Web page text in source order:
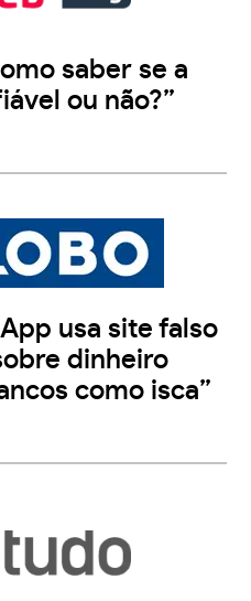
saber se a
ou não?”
usa site falso
dinheiro
como isca”